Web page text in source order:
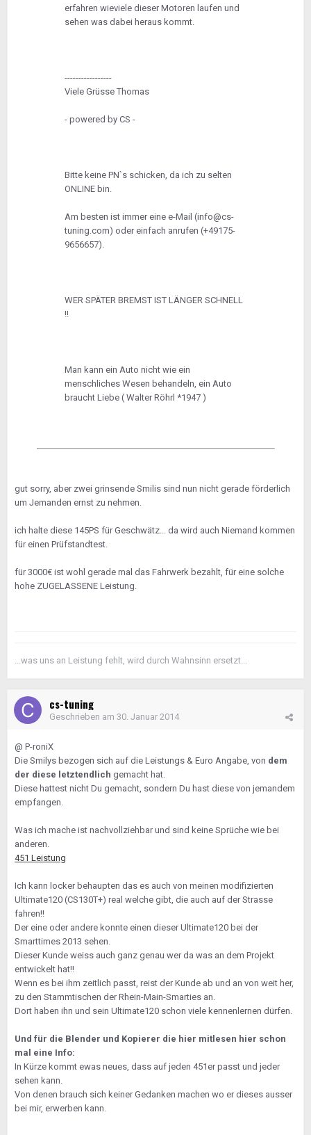
erfahren wieviele dieser Motoren laufen und
sehen was dabei heraus kommt.
-----------------
Viele Grüsse Thomas
- powered by CS -
Bitte keine PN`s schicken, da ich zu selten
ONLINE bin.
Am besten ist immer eine e-Mail (info@cs-
tuning.com) oder einfach anrufen (+49175-
9656657).
WER SPÄTER BREMST IST LÄNGER SCHNELL
!!
Man kann ein Auto nicht wie ein
menschliches Wesen behandeln, ein Auto
braucht Liebe ( Walter Röhrl *1947 )
gut sorry, aber zwei grinsende Smilis sind nun nicht gerade förderlich
um Jemanden ernst zu nehmen.
ich halte diese 145PS für Geschwätz... da wird auch Niemand kommen
für einen Prüfstandtest.
für 3000€ ist wohl gerade mal das Fahrwerk bezahlt, für eine solche
hohe ZUGELASSENE Leistung.
...was uns an Leistung fehlt, wird durch Wahnsinn ersetzt...
cs-tuning
Geschrieben am 30. Januar 2014
@ P-roniX
Die Smilys bezogen sich auf die Leistungs & Euro Angabe, von dem
der diese letztendlich gemacht hat.
Diese hattest nicht Du gemacht, sondern Du hast diese von jemandem
empfangen.
Was ich mache ist nachvollziehbar und sind keine Sprüche wie bei
anderen.
451 Leistung
Ich kann locker behaupten das es auch von meinen modifizierten
Ultimate120 (CS130T+) real welche gibt, die auch auf der Strasse
fahren!!
Der eine oder andere konnte einen dieser Ultimate120 bei der
Smarttimes 2013 sehen.
Dieser Kunde weiss auch ganz genau wer da was an dem Projekt
entwickelt hat!!
Wenn es bei ihm zeitlich passt, reist der Kunde ab und an von weit her,
zu den Stammtischen der Rhein-Main-Smarties an.
Dort haben ihn und sein Ultimate120 schon viele kennenlernen dürfen.
Und für die Blender und Kopierer die hier mitlesen hier schon
mal eine Info:
In Kürze kommt ewas neues, dass auf jeden 451er passt und jeder
sehen kann.
Von denen brauch sich keiner Gedanken machen wo er dieses ausser
bei mir, erwerben kann.